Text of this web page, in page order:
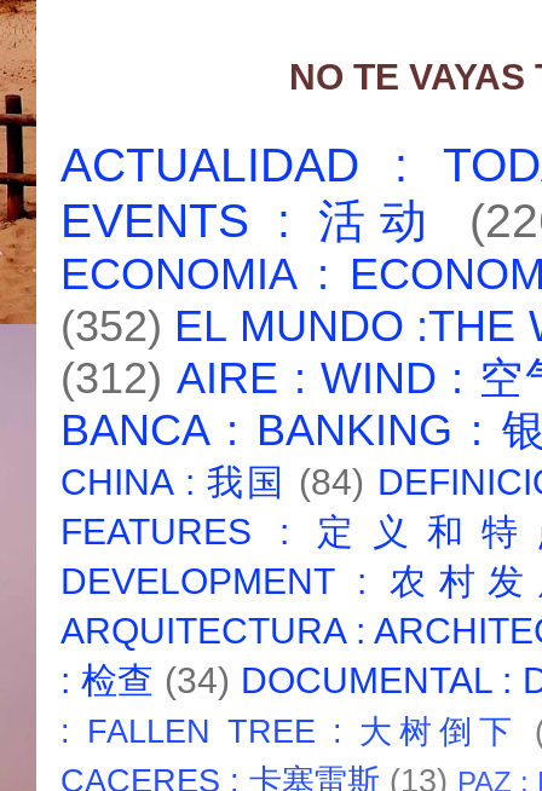
NO TE
ACTUALIDAD :
EVENTS : 活动
ECONOMIA :
(352) EL MUNDO :THE
(312) AIRE : WIND : 空
BANCA : BANKING :
CHINA : 我国 (84)
FEATURES : 定义和
DEVELOPMENT : 农村
ARQUITECTURA :
: 检查 (34) DOCUMENTAL :
: FALLEN TREE : 大树倒下
CACERES : 卡塞雷斯 (13) PAZ :